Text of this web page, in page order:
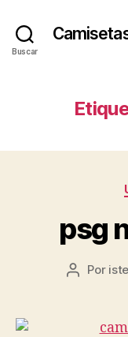
Buscar
psg
Autor
entrada
Por